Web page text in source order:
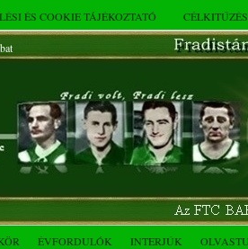
ÉS COOKIE TÁJÉKOZTATÓ
ÉVFORDULÓK INTERJÚK